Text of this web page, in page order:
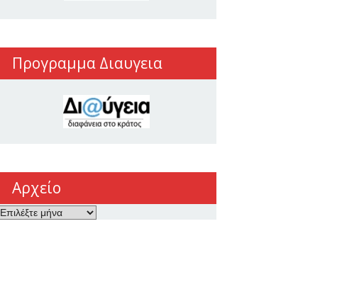
Προγραμμα Διαυγεια
Αρχείο
Αρχείο